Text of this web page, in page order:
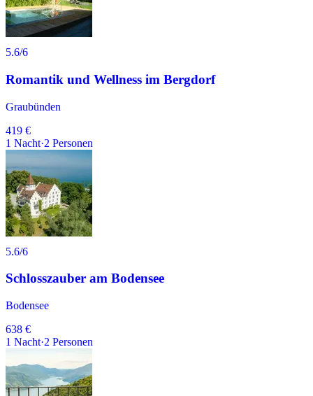
5.6/6
Romantik und Wellness im Bergdorf
Graubünden
419 €
1 Nacht·2 Personen
5.6/6
Schlosszauber am Bodensee
Bodensee
638 €
1 Nacht·2 Personen